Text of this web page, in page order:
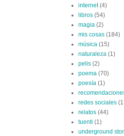
internet (4)
libros (54)
magia (2)
mis cosas (184)
música (15)
naturaleza (1)
pelis (2)
poema (70)
poesía (1)
redes sociales
relatos (44)
tuenti (1)
underground